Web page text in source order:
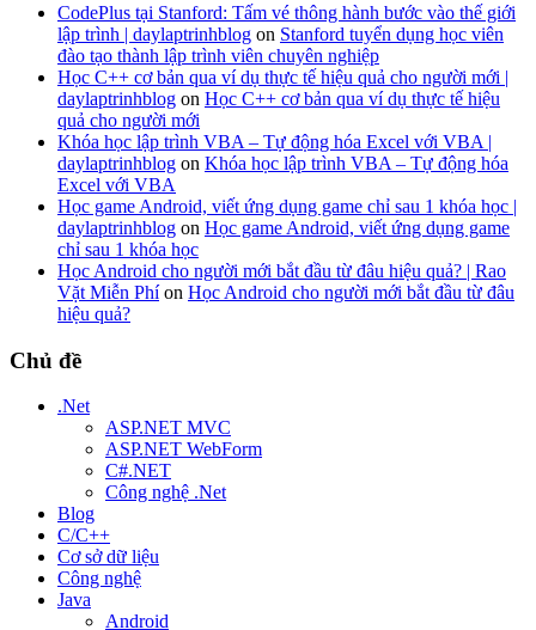
CodePlus tại Stanford: Tấm vé thông hành bước vào thế giới
lập trình | daylaptrinhblog on Stanford tuyển dụng học viên
đào tạo thành lập trình viên chuyên nghiệp
Học C++ cơ bản qua ví dụ thực tế hiệu quả cho người mới |
daylaptrinhblog on Học C++ cơ bản qua ví dụ thực tế hiệu
quả cho người mới
Khóa học lập trình VBA – Tự động hóa Excel với VBA |
daylaptrinhblog on Khóa học lập trình VBA – Tự động hóa
Excel với VBA
Học game Android, viết ứng dụng game chỉ sau 1 khóa học |
daylaptrinhblog on Học game Android, viết ứng dụng game
chỉ sau 1 khóa học
Học Android cho người mới bắt đầu từ đâu hiệu quả? | Rao
Vặt Miễn Phíon Học Android cho người mới bắt đầu từ đâu
hiệu quả?
Chủ đề
.Net
ASP.NET MVC
ASP.NET WebForm
C#.NET
Công nghệ .Net
Blog
C/C++
Cơ sở dữ liệu
Công nghệ
Java
Android